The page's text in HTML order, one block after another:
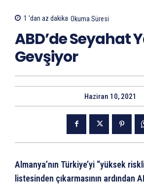
1 'dan az dakika Okuma Süresi
ABD’de Seyahat
Gevşiyor
Haziran 10, 2021
Almanya’nın Türkiye’yi “yüksek
listesinden çıkarmasının ardından